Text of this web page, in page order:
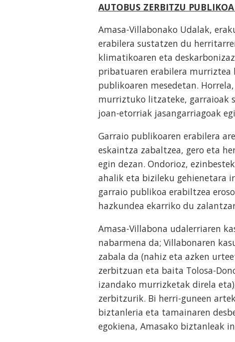
AUTOBUS ZERBITZU
Amasa-Villabonako Udalak,
erabilera sustatzen du
klimatikoaren eta
pribatuaren erabilera
publikoaren mesedetan.
murriztuko litzateke, garraioak
joan-etorriak jasangarriagoak
Garraio publikoaren erabilera
eskaintza zabaltzea, gero eta
egin dezan. Ondorioz,
ahalik eta bizileku gehienetara
garraio publikoa erabiltzea
hazkundea ekarriko du
Amasa-Villabona udalerriaren
nabarmena da; Villabonaren
zabala da (nahiz eta azken
zerbitzuan eta baita Tolosa-
izandako murrizketak direla
zerbitzurik. Bi herri-guneen
biztanleria eta tamainaren
egokiena, Amasako biztanleak